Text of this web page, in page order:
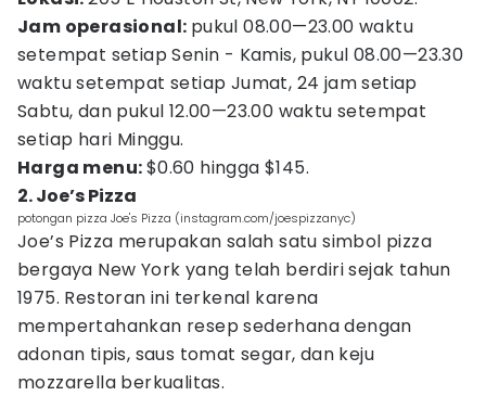
Jam operasional: pukul 08.00—23.00 waktu
setempat setiap Senin - Kamis, pukul 08.00—23.30
waktu setempat setiap Jumat, 24 jam setiap
Sabtu, dan pukul 12.00—23.00 waktu setempat
setiap hari Minggu.
Harga menu:$0.60 hingga $145.
2. Joe’s Pizza
potongan pizza Joe's Pizza (instagram.com/joespizzanyc)
Joe’s Pizza merupakan salah satu simbol pizza
bergaya New York yang telah berdiri sejak tahun
1975. Restoran ini terkenal karena
mempertahankan resep sederhana dengan
adonan tipis, saus tomat segar, dan keju
mozzarella berkualitas.